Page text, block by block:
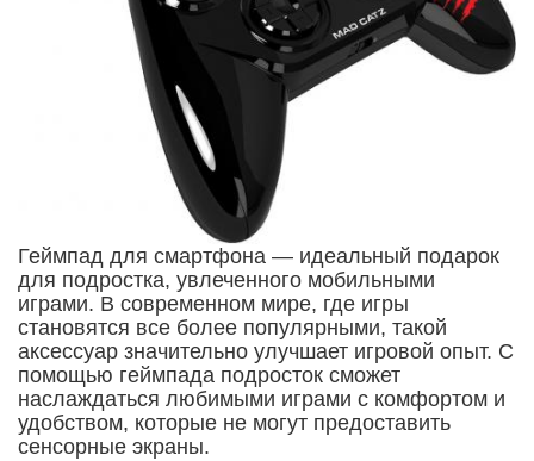
Геймпад для смартфона — идеальный подарок
для подростка, увлеченного мобильными
играми. В современном мире, где игры
становятся все более популярными, такой
аксессуар значительно улучшает игровой опыт. С
помощью геймпада подросток сможет
наслаждаться любимыми играми с комфортом и
удобством, которые не могут предоставить
сенсорные экраны.